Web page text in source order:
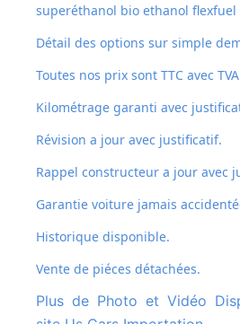
superéthanol bio ethanol flexfuel
Détail des options sur simple
Toutes nos prix sont TTC avec
Kilométrage garanti avec
Révision a jour avec justificatif.
Rappel constructeur a jour avec
Garantie voiture jamais
Historique disponible.
Vente de piéces détachées.
Plus de Photo et Vidéo Disponibles sur notre